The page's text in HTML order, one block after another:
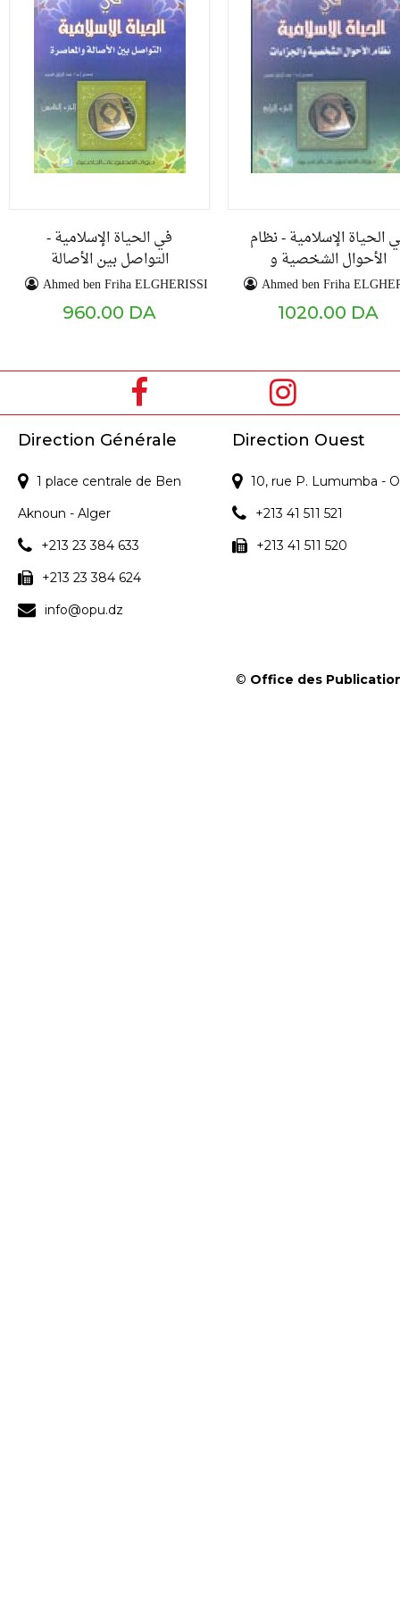
في الحياة الإسلامية -
التواصل بين الأصالة
والمعاصرة - ج5
Ahmed ben Friha ELGHERISSI
960.00 DA
الحياة الإسلامية - نظام
الأحوال الشخصية و
الجزاءات - ج4
Ahmed ben Friha
1020.00 DA
Direction Générale
1 place centrale de Ben
Aknoun - Alger
+213 23 384 633
+213 23 384 624
info@opu.dz
Direction Ouest
10, rue P. Lumumba -
+213 41 511 521
+213 41 511 520
© Office des